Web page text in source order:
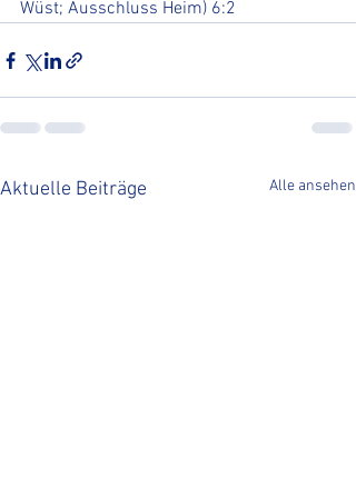
Wüst; Ausschluss Heim) 6:2
Aktuelle Beiträge Alle ansehen